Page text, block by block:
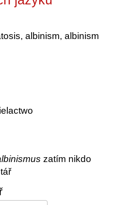
albinism, albinism
zatím nikdo